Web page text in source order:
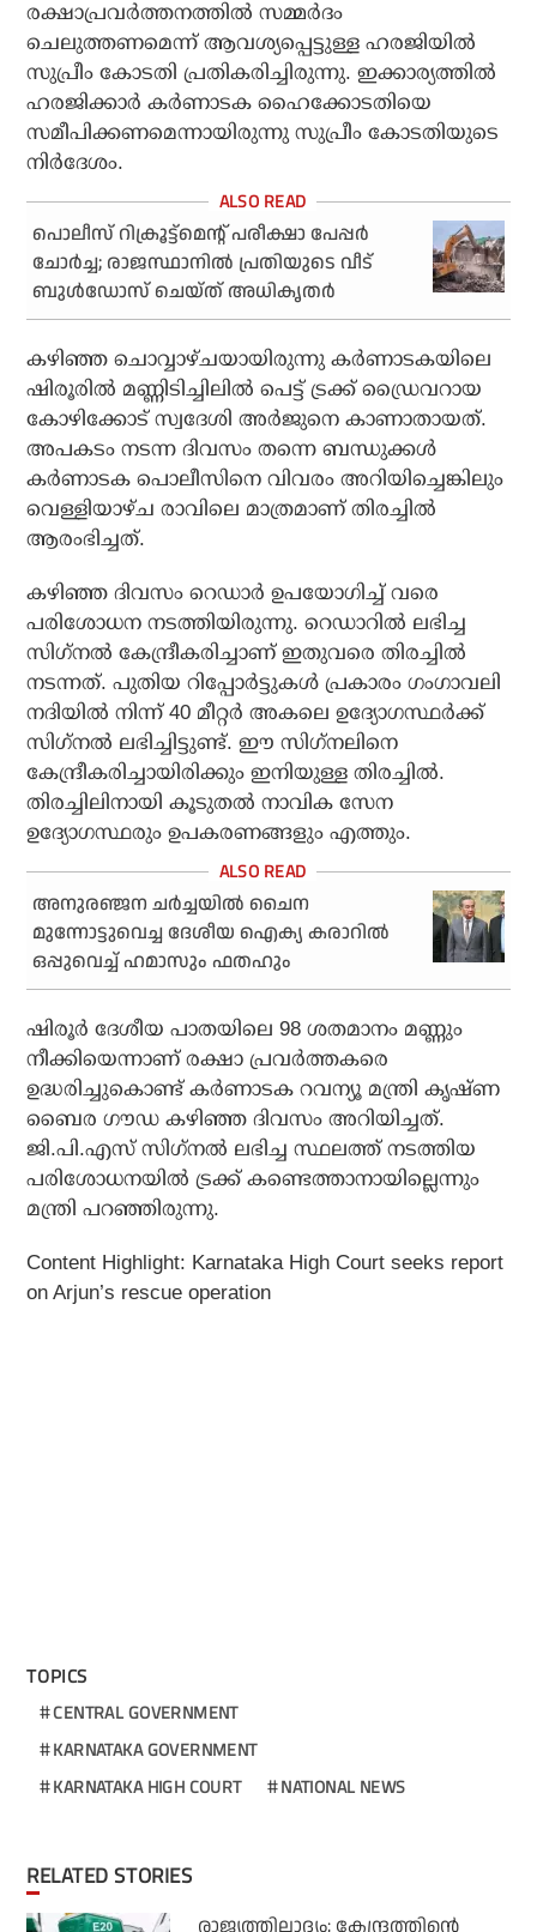
രക്ഷാപ്രവര്‍ത്തനത്തില്‍ സമ്മര്‍ദം
ചെലുത്തണമെന്ന് ആവശ്യപ്പെട്ടുള്ള ഹരജിയില്‍
സുപ്രീം കോടതി പ്രതികരിച്ചിരുന്നു. ഇക്കാര്യത്തില്‍
ഹരജിക്കാര്‍ കര്‍ണാടക ഹൈക്കോടതിയെ
സമീപിക്കണമെന്നായിരുന്നു സുപ്രീം കോടതിയുടെ
നിര്‍ദേശം.
പൊലീസ് റിക്രൂട്ട്‌മെൻ്റ് പരീക്ഷാ പേപ്പർ
ചോർച്ച; രാജസ്ഥാനിൽ പ്രതിയുടെ വീട്
ബുൾഡോസ് ചെയ്ത് അധികൃതർ
കഴിഞ്ഞ ചൊവ്വാഴ്ചയായിരുന്നു കര്‍ണാടകയിലെ
ഷിരൂരില്‍ മണ്ണിടിച്ചിലില്‍ പെട്ട് ട്രക്ക് ഡ്രൈവറായ
കോഴിക്കോട് സ്വദേശി അര്‍ജുനെ കാണാതായത്.
അപകടം നടന്ന ദിവസം തന്നെ ബന്ധുക്കള്‍
കര്‍ണാടക പൊലീസിനെ വിവരം അറിയിച്ചെങ്കിലും
വെള്ളിയാഴ്ച രാവിലെ മാത്രമാണ് തിരച്ചില്‍
ആരംഭിച്ചത്.
കഴിഞ്ഞ ദിവസം റെഡാര്‍ ഉപയോഗിച്ച് വരെ
പരിശോധന നടത്തിയിരുന്നു. റെഡാറില്‍ ലഭിച്ച
സിഗ്‌നല്‍ കേന്ദ്രീകരിച്ചാണ് ഇതുവരെ തിരച്ചില്‍
നടന്നത്. പുതിയ റിപ്പോര്‍ട്ടുകള്‍ പ്രകാരം ഗംഗാവലി
നദിയില്‍ നിന്ന് 40 മീറ്റര്‍ അകലെ ഉദ്യോഗസ്ഥര്‍ക്ക്
സിഗ്‌നല്‍ ലഭിച്ചിട്ടുണ്ട്. ഈ സിഗ്‌നലിനെ
കേന്ദ്രീകരിച്ചായിരിക്കും ഇനിയുള്ള തിരച്ചില്‍.
തിരച്ചിലിനായി കൂടുതല്‍ നാവിക സേന
ഉദ്യോഗസ്ഥരും ഉപകരണങ്ങളും എത്തും.
അനുരഞ്ജന ചര്‍ച്ചയില്‍ ചൈന
മുന്നോട്ടുവെച്ച ദേശീയ ഐക്യ കരാറില്‍
ഒപ്പുവെച്ച് ഹമാസും ഫതഹും
ഷിരൂര്‍ ദേശീയ പാതയിലെ 98 ശതമാനം മണ്ണും
നീക്കിയെന്നാണ് രക്ഷാ പ്രവര്‍ത്തകരെ
ഉദ്ധരിച്ചുകൊണ്ട് കര്‍ണാടക റവന്യൂ മന്ത്രി കൃഷ്ണ
ബൈര ഗൗഡ കഴിഞ്ഞ ദിവസം അറിയിച്ചത്.
ജി.പി.എസ് സിഗ്‌നല്‍ ലഭിച്ച സ്ഥലത്ത് നടത്തിയ
പരിശോധനയില്‍ ട്രക്ക് കണ്ടെത്താനായില്ലെന്നും
മന്ത്രി പറഞ്ഞിരുന്നു.
Content Highlight: Karnataka High Court seeks report
on Arjun’s rescue operation
TOPICS
CENTRAL GOVERNMENT
KARNATAKA GOVERNMENT
KARNATAKA HIGH COURT
NATIONAL NEWS
RELATED STORIES